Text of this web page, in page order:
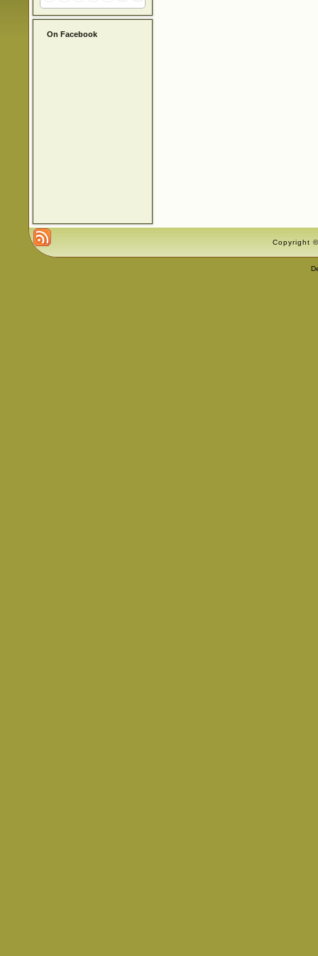
On Facebook
Copyright